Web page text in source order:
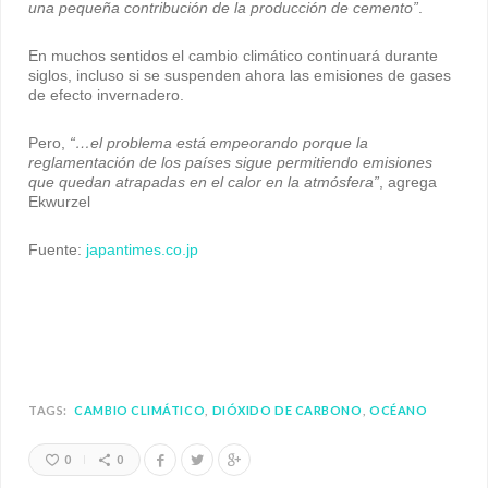
una pequeña contribución de la producción de cemento”.
En muchos sentidos el cambio climático continuará durante
siglos, incluso si se suspenden ahora las emisiones de gases
de efecto invernadero.
Pero, “…el problema está empeorando porque la
reglamentación de los países sigue permitiendo emisiones
que quedan atrapadas en el calor en la atmósfera”, agrega
Ekwurzel
Fuente: japantimes.co.jp
TAGS: CAMBIO CLIMÁTICO DIÓXIDO DE CARBONO OCÉANO
0 0